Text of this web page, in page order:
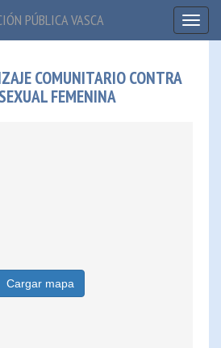
PÚBLICA VASCA
COMUNITARIO CONTRA
FEMENINA
Cargar mapa